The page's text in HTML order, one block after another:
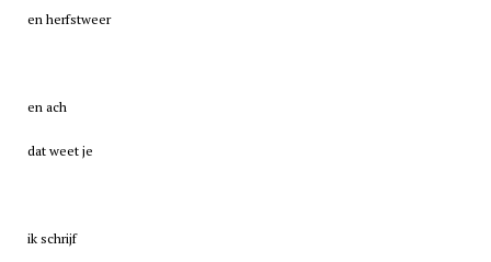
en herfstweer
en ach
dat weet je
ik schrijf